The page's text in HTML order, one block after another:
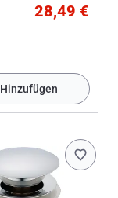
28,49 €
Hinzufügen